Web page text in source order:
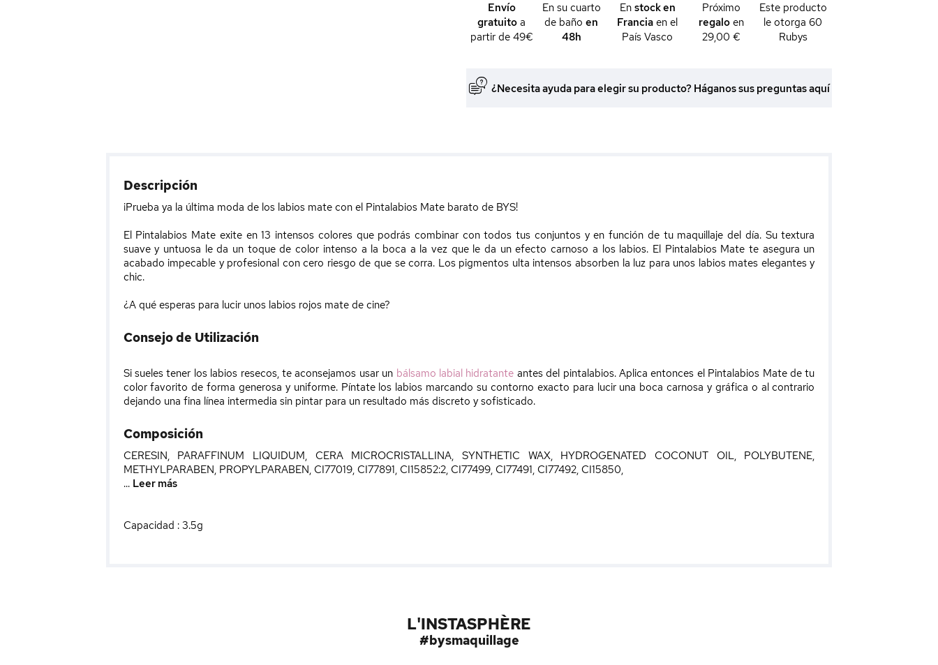
Envío
gratuito a
partir de 49€
En su cuarto
de bañoen
48h
En stock en
Francia en el
País Vasco
Próximo
regalo en
29,00 €
Este producto
le otorga60
Rubys
¿Necesita ayuda para elegir su producto? Háganos sus preguntas aquí
Descripción
¡Prueba ya la última moda de los labios mate con el Pintalabios Mate barato de BYS!
El Pintalabios Mate exite en 13 intensos colores que podrás combinar con todos tus conjuntos y en función de tu maquillaje del día. Su textura
suave y untuosa le da un toque de color intenso a la boca a la vez que le da un efecto carnoso a los labios. El Pintalabios Mate te asegura un
acabado impecable y profesional con cero riesgo de que se corra. Los pigmentos ulta intensos absorben la luz para unos labios mates elegantes y
chic.
¿A qué esperas para lucir unos labios rojos mate de cine?
Consejo de Utilización
Si sueles tener los labios resecos, te aconsejamos usar un bálsamo labial hidratante antes del pintalabios. Aplica entonces el Pintalabios Mate de tu
color favorito de forma generosa y uniforme. Píntate los labios marcando su contorno exacto para lucir una boca carnosa y gráfica o al contrario
dejando una fina línea intermedia sin pintar para un resultado más discreto y sofisticado.
Composición
CERESIN, PARAFFINUM LIQUIDUM, CERA MICROCRISTALLINA, SYNTHETIC WAX, HYDROGENATED COCONUT OIL, POLYBUTENE,
METHYLPARABEN, PROPYLPARABEN, CI77019, CI77891, CI15852:2, CI77499, CI77491, CI77492, CI15850,
... Leer más
Capacidad : 3.5g
L'INSTASPHÈRE
#bysmaquillage